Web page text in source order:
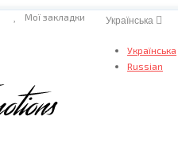
Українська
Українська
Russian
Мої закладки